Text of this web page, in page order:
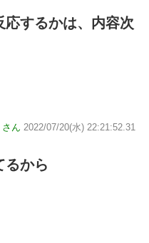
するかは、内容次
ん 2022/07/20(水) 22:21:52.31
るから